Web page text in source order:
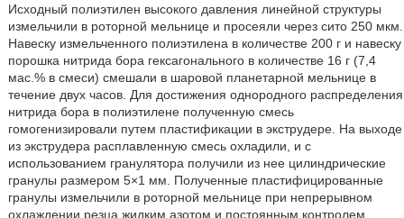
Исходный полиэтилен высокого давления линейной структуры
измельчили в роторной мельнице и просеяли через сито 250 мкм.
Навеску измельченного полиэтилена в количестве 200 г и навеску
порошка нитрида бора гексагонального в количестве 16 г (7,4
мас.% в смеси) смешали в шаровой планетарной мельнице в
течение двух часов. Для достижения однородного распределения
нитрида бора в полиэтилене полученную смесь
гомогенизировали путем пластификации в экструдере. На выходе
из экструдера расплавленную смесь охладили, и с
использованием гранулятора получили из нее цилиндрические
гранулы размером 5×1 мм. Полученные пластифицированные
гранулы измельчили в роторной мельнице при непрерывном
охлаждении резца жидким азотом и постоянным контролем